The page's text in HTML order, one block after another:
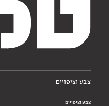
צבע וציפויים
צבע וציפויים